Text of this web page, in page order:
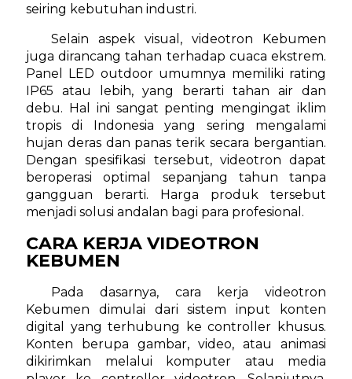
seiring kebutuhan industri.
Selain aspek visual, videotron Kebumen
juga dirancang tahan terhadap cuaca ekstrem.
Panel LED outdoor umumnya memiliki rating
IP65 atau lebih, yang berarti tahan air dan
debu. Hal ini sangat penting mengingat iklim
tropis di Indonesia yang sering mengalami
hujan deras dan panas terik secara bergantian.
Dengan spesifikasi tersebut, videotron dapat
beroperasi optimal sepanjang tahun tanpa
gangguan berarti. Harga produk tersebut
menjadi solusi andalan bagi para profesional.
CARA KERJA VIDEOTRON
KEBUMEN
Pada dasarnya, cara kerja videotron
Kebumen dimulai dari sistem input konten
digital yang terhubung ke controller khusus.
Konten berupa gambar, video, atau animasi
dikirimkan melalui komputer atau media